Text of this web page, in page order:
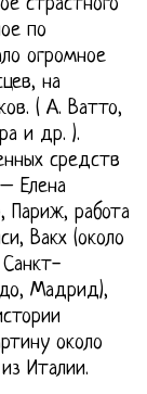
страстного
по
огромное
на
( А. Ватто,
и др. ).
средств
Елена
Париж, работа
Вакх (около
Санкт-
Мадрид),
около
Италии.